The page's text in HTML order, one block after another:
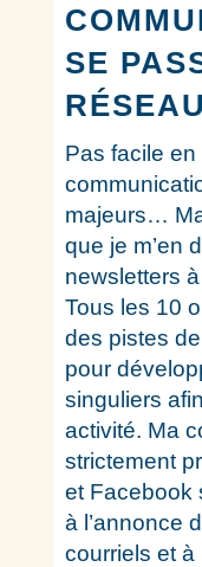
SE
Pas facile
majeurs…
que je m’en
newsletters
Tous les 10
des pistes
pour
singuliers
activité. Ma
strictement
et Facebook
à l’annonce
courriels et à